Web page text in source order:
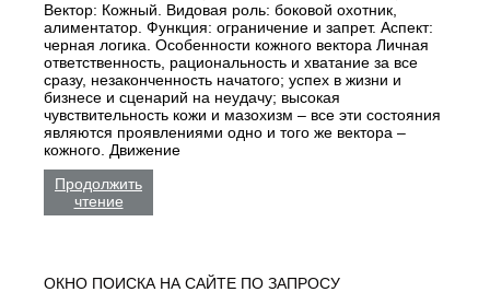
Вектор: Кожный. Видовая роль: боковой охотник,
алиментатор. Функция: ограничение и запрет. Аспект:
черная логика. Особенности кожного вектора Личная
ответственность, рациональность и хватание за все
сразу, незаконченность начатого; успех в жизни и
бизнесе и сценарий на неудачу; высокая
чувствительность кожи и мазохизм – все эти состояния
являются проявлениями одно и того же вектора –
кожного. Движение
Продолжить
чтение
ОКНО ПОИСКА НА САЙТЕ ПО ЗАПРОСУ